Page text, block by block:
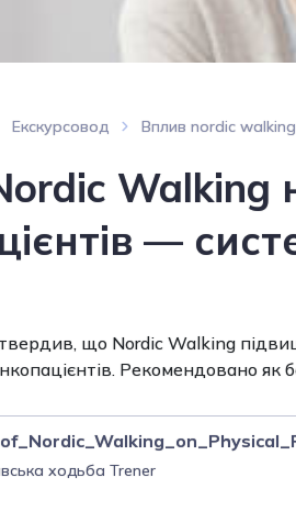
Екскурсовод Вплив nordic walking
Walking
—
що Nordic Walking
Рекомендовано як
ходьба Trener